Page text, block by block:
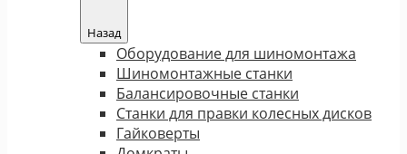
Назад
Оборудование для шиномонтажа
Шиномонтажные станки
Балансировочные станки
Станки для правки колесных дисков
Гайковерты